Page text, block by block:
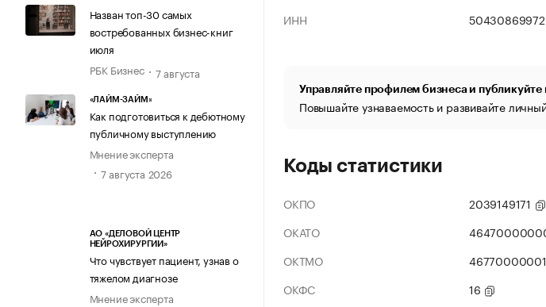
Назван топ-30 самых
востребованных бизнес-книг
июля
РБК Бизнес
7 августа
«ЛАЙМ-ЗАЙМ»
Как подготовиться к дебютному
публичному выступлению
Мнение эксперта
7 августа 2026
АО «ДЕЛОВОЙ ЦЕНТР
НЕЙРОХИРУРГИИ»
Что чувствует пациент, узнав о
тяжелом диагнозе
Мнение эксперта
ИНН
Управляйте профилем бизнеса и публикуйте
Повышайте узнаваемость и развивайте
Коды статистики
ОКПО
2039149171
ОКАТО
ОКТМО
46770000001
ОКФС
16